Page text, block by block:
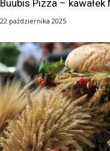
Buubis Pizza –
22 października 2025